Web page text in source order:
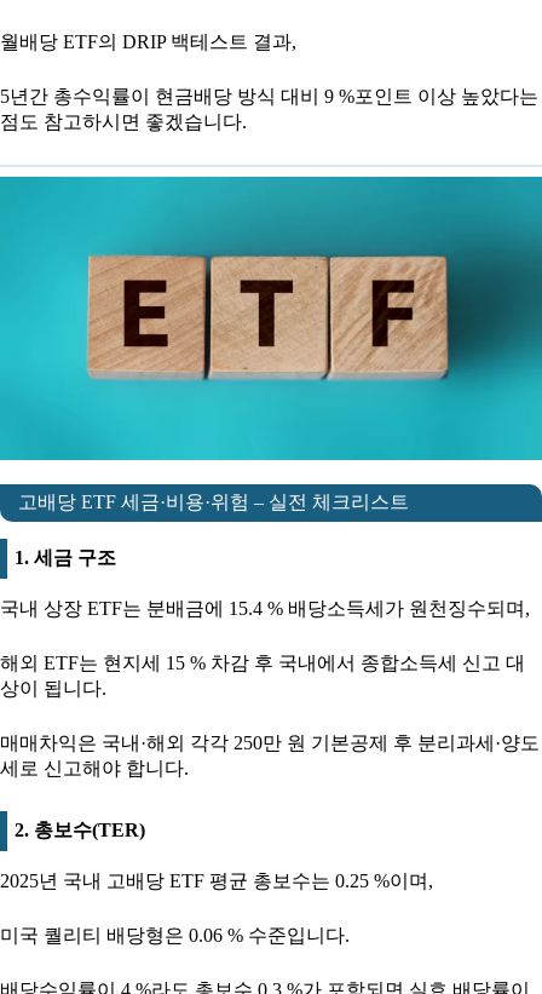
월배당 ETF의 DRIP 백테스트 결과,
5년간 총수익률이 현금배당 방식 대비 9 %포인트 이상 높았다는
점도 참고하시면 좋겠습니다.
고배당 ETF 세금·비용·위험 – 실전 체크리스트
1. 세금 구조
국내 상장 ETF는 분배금에 15.4 % 배당소득세가 원천징수되며,
해외 ETF는 현지세 15 % 차감 후 국내에서 종합소득세 신고 대
상이 됩니다.
매매차익은 국내·해외 각각 250만 원 기본공제 후 분리과세·양도
세로 신고해야 합니다.
2. 총보수(TER)
2025년 국내 고배당 ETF 평균 총보수는 0.25 %이며,
미국 퀄리티 배당형은 0.06 % 수준입니다.
배당수익률이 4 %라도 총보수 0.3 %가 포함되면 실효 배당률이